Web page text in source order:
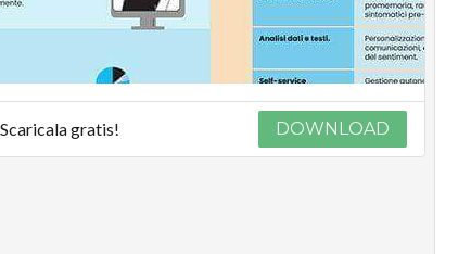
Scaricala gratis! DOWNLOAD